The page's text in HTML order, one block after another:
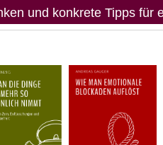
und konkrete Tipps für